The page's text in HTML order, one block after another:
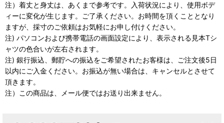
注）着丈と身丈は、あくまで参考です。入荷状況により、使用ボデ
ィーに変化が生じます。ご了承ください。お時間を頂くこととなり
ますが、採寸のご依頼はお気軽にお申し付けください。
注) パソコンおよび携帯電話の画面設定により、表示される見本Tシ
ャツの色合いが左右されます。
注) 銀行振込、郵貯への振込をご希望されたお客様は、ご注文後5日
以内にご入金ください。お振込が無い場合は、キャンセルとさせて
頂きます。
注）この商品は、メール便ではお送り出来ません。